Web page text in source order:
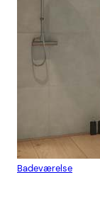
Badeværelse